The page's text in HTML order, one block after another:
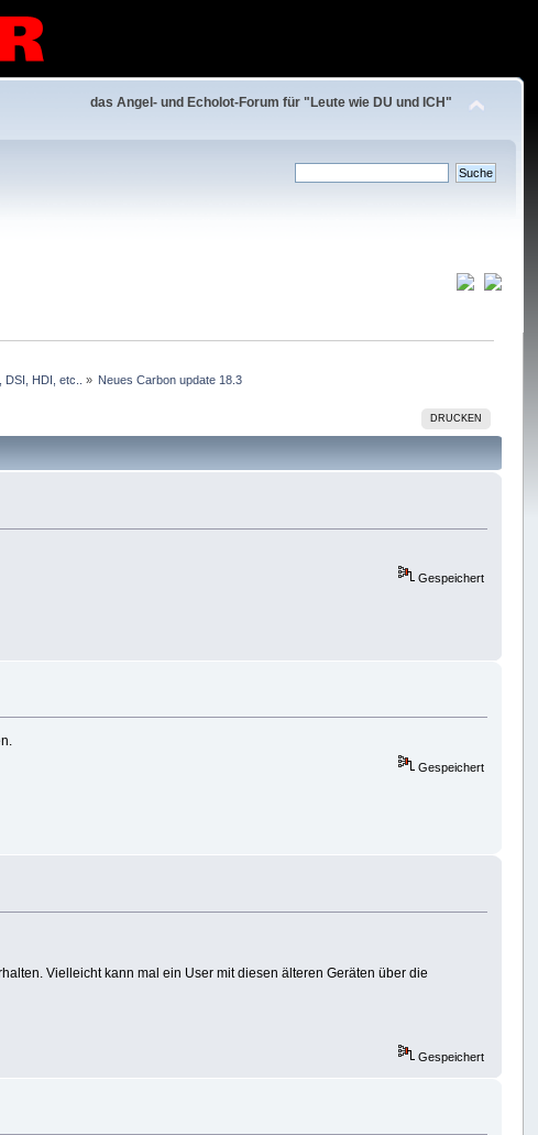
das Angel- und Echolot-Forum für "Leute wie DU und ICH"
HDI, etc..
» Neues Carbon update 18.3
DRUCKEN
Gespeichert
Gespeichert
Vielleicht kann mal ein User mit diesen älteren Geräten über die
Gespeichert